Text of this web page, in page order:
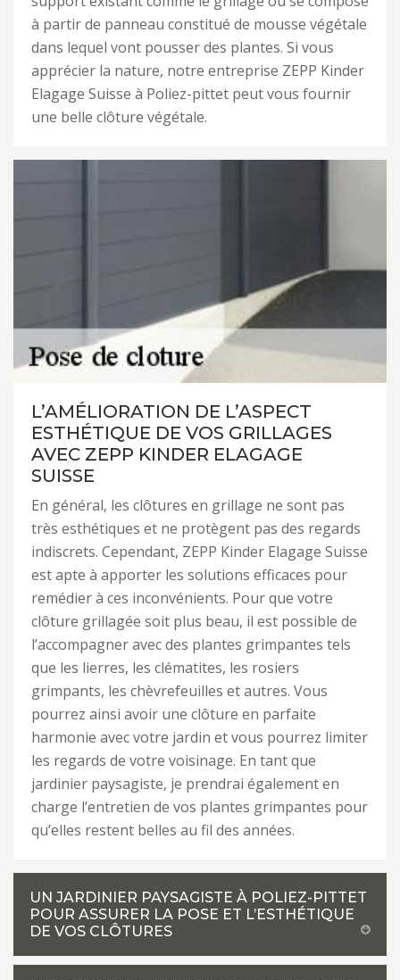
à partir de panneau constitué de mousse végétale
dans lequel vont pousser des plantes. Si vous
apprécier la nature, notre entreprise ZEPP Kinder
Elagage Suisse à Poliez-pittet peut vous fournir
une belle clôture végétale.
L’AMÉLIORATION DE L’ASPECT
ESTHÉTIQUE DE VOS GRILLAGES
AVEC ZEPP KINDER ELAGAGE
SUISSE
En général, les clôtures en grillage ne sont pas
très esthétiques et ne protègent pas des regards
indiscrets. Cependant, ZEPP Kinder Elagage Suisse
est apte à apporter les solutions efficaces pour
remédier à ces inconvénients. Pour que votre
clôture grillagée soit plus beau, il est possible de
l’accompagner avec des plantes grimpantes tels
que les lierres, les clématites, les rosiers
grimpants, les chèvrefeuilles et autres. Vous
pourrez ainsi avoir une clôture en parfaite
harmonie avec votre jardin et vous pourrez limiter
les regards de votre voisinage. En tant que
jardinier paysagiste, je prendrai également en
charge l’entretien de vos plantes grimpantes pour
qu’elles restent belles au fil des années.
UN JARDINIER PAYSAGISTE À POLIEZ-PITTET
POUR ASSURER LA POSE ET L’ESTHÉTIQUE
DE VOS CLÔTURES